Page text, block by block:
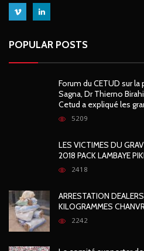
POPULAR POSTS
Forum du CETUD sur
Sagna, Dr Thierno
Cetud a expliqué les
5209
LES VICTIMES DU
2018 PACK LAMBAYE
2418
ARRESTATION
KILOGRAMMES
2242